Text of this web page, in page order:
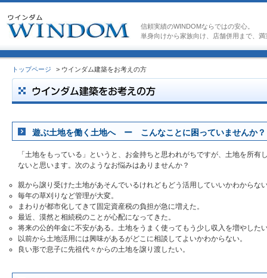
信頼実績のWINDOMならではの安心。
単身向けから家族向け、店舗併用まで、
トップページ > ウインダム建築をお考えの方
遊ぶ土地を働く土地へ ー こんなことに困っていませんか？
「土地をもっている」というと、お金持ちと思われがちですが、土地を所
ないと思います。次のようなお悩みはありませんか？
親から譲り受けた土地があそんでいるけれどもどう活用していいかわからな
毎年の草刈りなど管理が大変。
まわりが都市化してきて固定資産税の負担が急に増えた。
最近、漠然と相続税のことが心配になってきた。
将来の公的年金に不安がある。土地をうまく使ってもう少し収入を増やした
以前から土地活用には興味があるがどこに相談してよいかわからない。
良い形で息子に先祖代々からの土地を譲り渡したい。